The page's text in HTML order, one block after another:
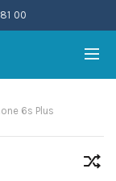
00
6s Plus